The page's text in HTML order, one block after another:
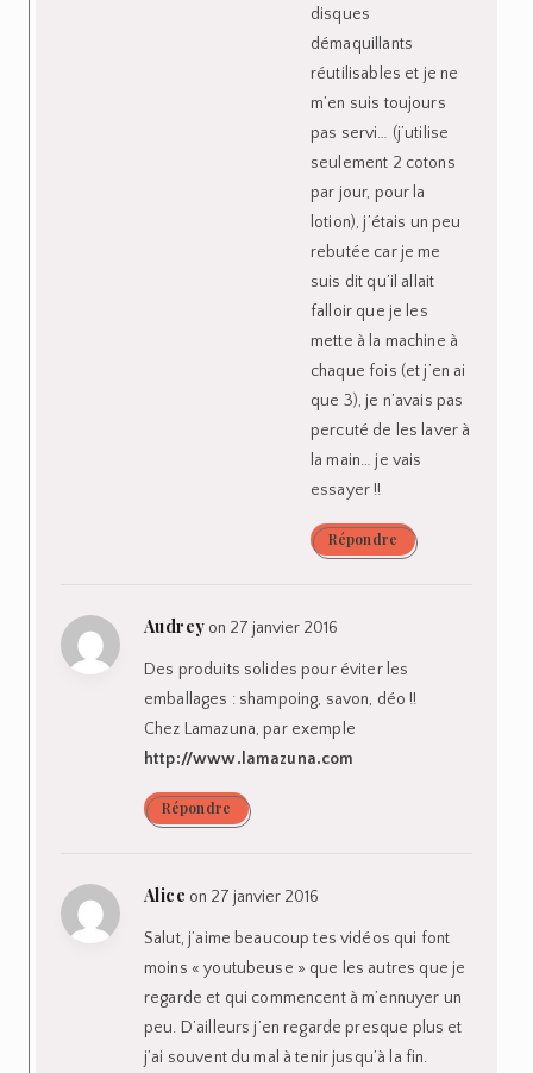
disques
démaquillants
réutilisables et je ne
m’en suis toujours
pas servi… (j’utilise
seulement 2 cotons
par jour, pour la
lotion), j’étais un peu
rebutée car je me
suis dit qu’il allait
falloir que je les
mette à la machine à
chaque fois (et j’en ai
que 3), je n’avais pas
percuté de les laver à
la main… je vais
essayer !!
Répondre
Audrey on 27 janvier 2016
Des produits solides pour éviter les
emballages : shampoing, savon, déo !!
Chez Lamazuna, par exemple
http://www.lamazuna.com
Répondre
Alice on 27 janvier 2016
Salut, j’aime beaucoup tes vidéos qui font
moins « youtubeuse » que les autres que je
regarde et qui commencent à m’ennuyer un
peu. D’ailleurs j’en regarde presque plus et
j’ai souvent du mal à tenir jusqu’à la fin.